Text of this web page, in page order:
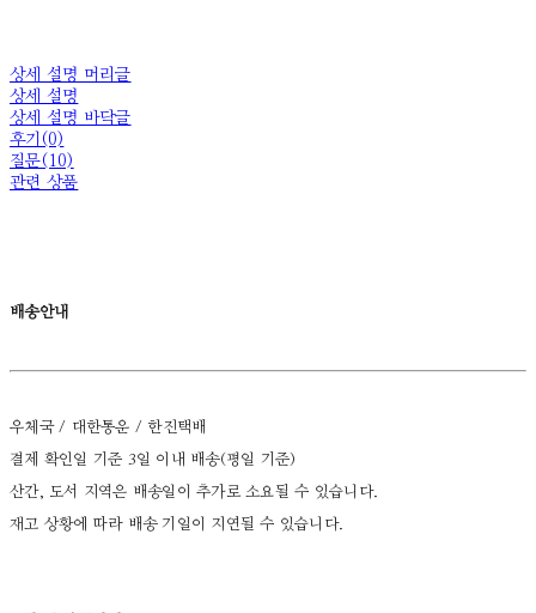
상세 설명 머리글
상세 설명
상세 설명 바닥글
후기(0)
질문(10)
관련 상품
배송안내
우체국 / 대한통운 / 한진택배
결제 확인일 기준 3일 이내 배송(평일 기준)
산간, 도서 지역은 배송일이 추가로 소요될 수 있습니다.
재고 상황에 따라 배송 기일이 지연될 수 있습니다.